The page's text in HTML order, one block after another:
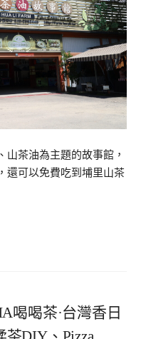
山茶油為主題的故事館，
還可以免費吃到埔里山茶
喝喝茶·台灣香日